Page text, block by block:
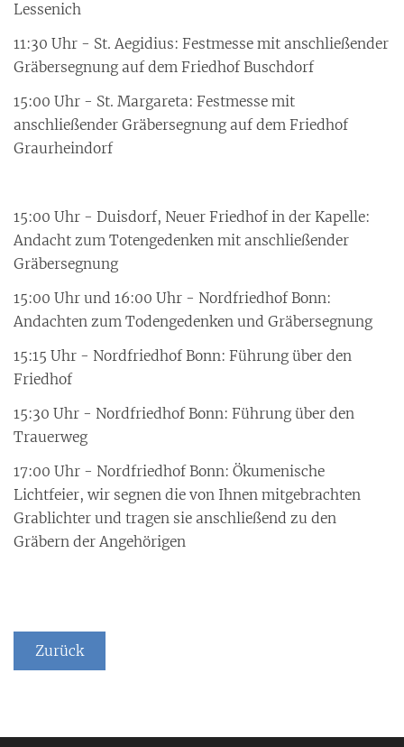
Lessenich
11:30 Uhr - St. Aegidius: Festmesse mit anschließender
Gräbersegnung auf dem Friedhof Buschdorf
15:00 Uhr - St. Margareta: Festmesse mit
anschließender Gräbersegnung auf dem Friedhof
Graurheindorf
15:00 Uhr - Duisdorf, Neuer Friedhof in der Kapelle:
Andacht zum Totengedenken mit anschließender
Gräbersegnung
15:00 Uhr und 16:00 Uhr - Nordfriedhof Bonn:
Andachten zum Todengedenken und Gräbersegnung
15:15 Uhr - Nordfriedhof Bonn: Führung über den
Friedhof
15:30 Uhr - Nordfriedhof Bonn: Führung über den
Trauerweg
17:00 Uhr - Nordfriedhof Bonn: Ökumenische
Lichtfeier, wir segnen die von Ihnen mitgebrachten
Grablichter und tragen sie anschließend zu den
Gräbern der Angehörigen
Zurück